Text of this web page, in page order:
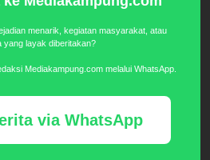
menarik, kegiatan masyarakat, atau
yang layak diberitakan?
Mediakampung.com melalui WhatsApp.
via WhatsApp